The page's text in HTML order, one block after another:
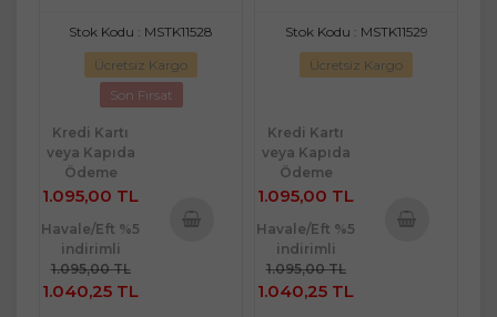
Stok Kodu : MSTK11528
Ücretsiz Kargo
Son Fırsat
Kredi Kartı
veya Kapıda
Ödeme
1.095,00 TL
Havale/Eft %5
indirimli
1.095,00 TL
1.040,25 TL
Stok Kodu : MSTK11529
Ücretsiz Kargo
Kredi Kartı
veya Kapıda
Ödeme
1.095,00 TL
Havale/Eft %5
indirimli
1.095,00 TL
1.040,25 TL